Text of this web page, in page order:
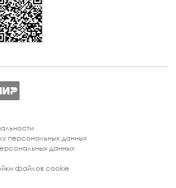
персональных данных
данных
файлов cookie